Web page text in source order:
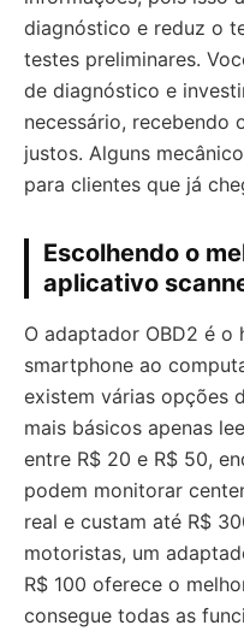
diagnóstico e reduz o
testes preliminares.
de diagnóstico e
necessário, recebendo
justos. Alguns
para clientes que já
Escolhendo o
aplicativo
O adaptador OBD2 é o
smartphone ao
existem várias opções
mais básicos apenas
entre R$ 20 e R$ 50,
podem monitorar
real e custam até R$
motoristas, um
R$ 100 oferece o
consegue todas as